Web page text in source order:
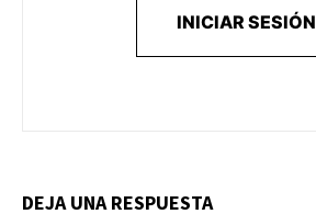
INICIAR SESIÓN
DEJA UNA RESPUESTA